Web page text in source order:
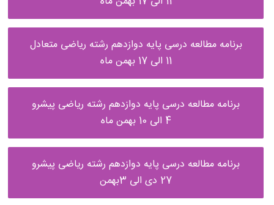
برنامه مطالعه درسی پایه دوازدهم رشته ریاضی متعادل
11 الی 17 بهمن ماه
برنامه مطالعه درسی پایه دوازدهم رشته ریاضی پیشرو
4 الی 10 بهمن ماه
برنامه مطالعه درسی پایه دوازدهم رشته ریاضی پیشرو
27 دی الی 3بهمن